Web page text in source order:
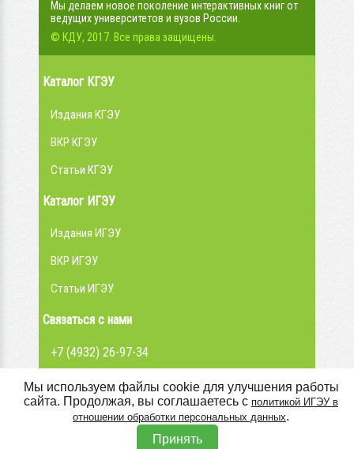
Мы делаем новое поколение интерактивных книг от
ведущих университетов и вузов России.
© КДУ, 2017. Все права защищены.
Каталог КГЭУ
Издания КГЭУ
ВКР КГЭУ
Статьи КГЭУ
Мы используем файлы cookie для улучшения работы
сайта. Продолжая, вы соглашаетесь с политикой ИГЭУ в
отношении обработки персональных данных.
Принять
Каталог ИГЭУ
Издания ИГЭУ
ВКР ИГЭУ
Статьи ИГЭУ
Связаться с нами
+7 (4932) 26-97-34
admin@library.ispu.ru
Вконтакте